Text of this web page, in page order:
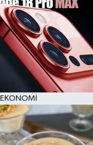
EKONOMİ
SAMSUNSPOR
EKONOMİ
YAŞAM